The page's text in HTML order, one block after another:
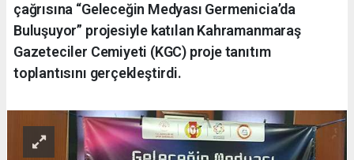
çağrısına “Geleceğin Medyası Germenicia’da
Buluşuyor” projesiyle katılan Kahramanmaraş
Gazeteciler Cemiyeti (KGC) proje tanıtım
toplantısını gerçekleştirdi.